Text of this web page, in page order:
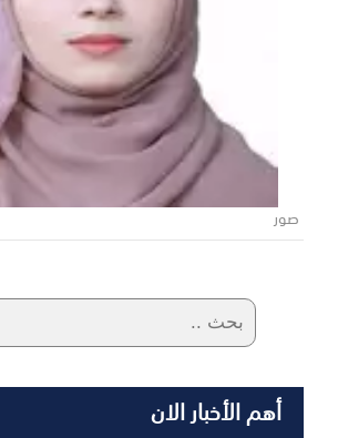
صور
أهم الأخبار الان